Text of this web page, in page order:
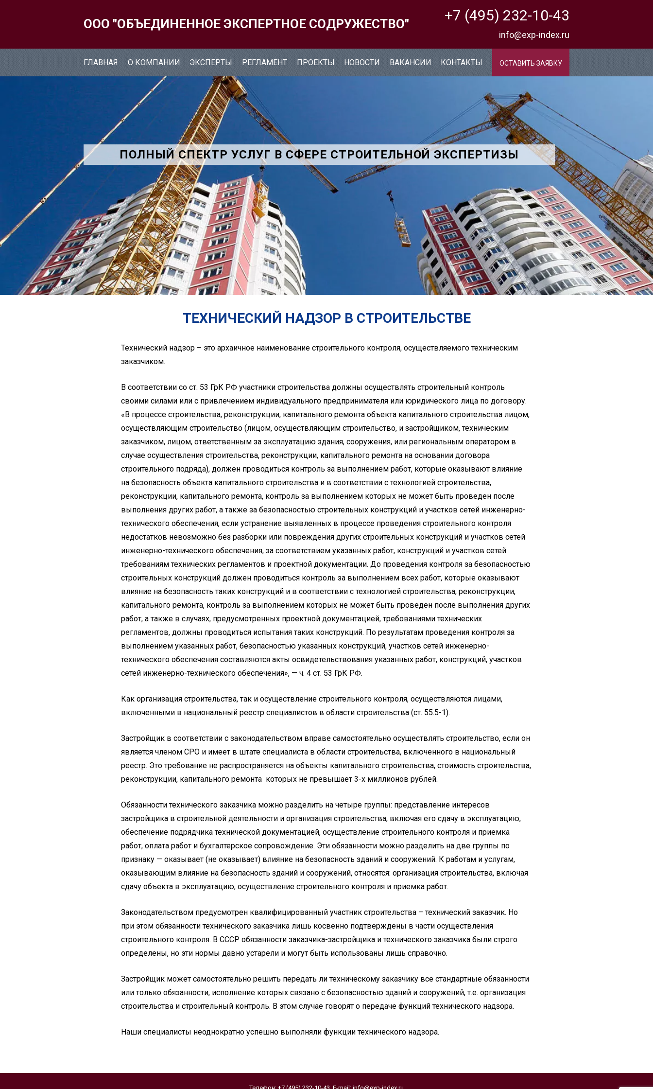
ООО "ОБЪЕДИНЕННОЕ ЭКСПЕРТНОЕ СОДРУЖЕСТВО" +7 (495) 232-10-43
info@exp-index.ru
ГЛАВНАЯ О КОМПАНИИ ЭКСПЕРТЫ РЕГЛАМЕНТ ПРОЕКТЫ НОВОСТИ ВАКАНСИИ КОНТАКТЫ ОСТАВИТЬ ЗАЯВКУ
ПОЛНЫЙ СПЕКТР УСЛУГ В СФЕРЕ СТРОИТЕЛЬНОЙ ЭКСПЕРТИЗЫ
ТЕХНИЧЕСКИЙ НАДЗОР В СТРОИТЕЛЬСТВЕ
Технический надзор – это архаичное наименование строительного контроля, осуществляемого техническим
заказчиком.
В соответствии со ст. 53 ГрК РФ участники строительства должны осуществлять строительный контроль
своими силами или с привлечением индивидуального предпринимателя или юридического лица по договору.
«В процессе строительства, реконструкции, капитального ремонта объекта капитального строительства лицом,
осуществляющим строительство (лицом, осуществляющим строительство, и застройщиком, техническим
заказчиком, лицом, ответственным за эксплуатацию здания, сооружения, или региональным оператором в
случае осуществления строительства, реконструкции, капитального ремонта на основании договора
строительного подряда), должен проводиться контроль за выполнением работ, которые оказывают влияние
на безопасность объекта капитального строительства и в соответствии с технологией строительства,
реконструкции, капитального ремонта, контроль за выполнением которых не может быть проведен после
выполнения других работ, а также за безопасностью строительных конструкций и участков сетей инженерно-
технического обеспечения, если устранение выявленных в процессе проведения строительного контроля
недостатков невозможно без разборки или повреждения других строительных конструкций и участков сетей
инженерно-технического обеспечения, за соответствием указанных работ, конструкций и участков сетей
требованиям технических регламентов и проектной документации. До проведения контроля за безопасностью
строительных конструкций должен проводиться контроль за выполнением всех работ, которые оказывают
влияние на безопасность таких конструкций и в соответствии с технологией строительства, реконструкции,
капитального ремонта, контроль за выполнением которых не может быть проведен после выполнения других
работ, а также в случаях, предусмотренных проектной документацией, требованиями технических
регламентов, должны проводиться испытания таких конструкций. По результатам проведения контроля за
выполнением указанных работ, безопасностью указанных конструкций, участков сетей инженерно-
технического обеспечения составляются акты освидетельствования указанных работ, конструкций, участков
сетей инженерно-технического обеспечения», — ч. 4 ст. 53 ГрК РФ.
Как организация строительства, так и осуществление строительного контроля, осуществляются лицами,
включенными в национальный реестр специалистов в области строительства (ст. 55.5-1).
Застройщик в соответствии с законодательством вправе самостоятельно осуществлять строительство, если он
является членом СРО и имеет в штате специалиста в области строительства, включенного в национальный
реестр. Это требование не распространяется на объекты капитального строительства, стоимость строительства,
реконструкции, капитального ремонта которых не превышает 3-х миллионов рублей.
Обязанности технического заказчика можно разделить на четыре группы: представление интересов
застройщика в строительной деятельности и организация строительства, включая его сдачу в эксплуатацию,
обеспечение подрядчика технической документацией, осуществление строительного контроля и приемка
работ, оплата работ и бухгалтерское сопровождение. Эти обязанности можно разделить на две группы по
признаку — оказывает (не оказывает) влияние на безопасность зданий и сооружений. К работам и услугам,
оказывающим влияние на безопасность зданий и сооружений, относятся: организация строительства, включая
сдачу объекта в эксплуатацию, осуществление строительного контроля и приемка работ.
Законодательством предусмотрен квалифицированный участник строительства – технический заказчик. Но
при этом обязанности технического заказчика лишь косвенно подтверждены в части осуществления
строительного контроля. В СССР обязанности заказчика-застройщика и технического заказчика были строго
определены, но эти нормы давно устарели и могут быть использованы лишь справочно.
Застройщик может самостоятельно решить передать ли техническому заказчику все стандартные обязанности
или только обязанности, исполнение которых связано с безопасностью зданий и сооружений, т.е. организация
строительства и строительный контроль. В этом случае говорят о передаче функций технического надзора.
Наши специалисты неоднократно успешно выполняли функции технического надзора.